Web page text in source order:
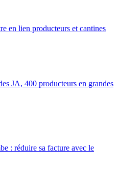
en lien producteurs et cantines
JA, 400 producteurs en grandes
: réduire sa facture avec le